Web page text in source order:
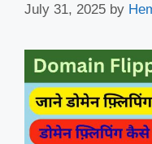
July 31, 2025 by